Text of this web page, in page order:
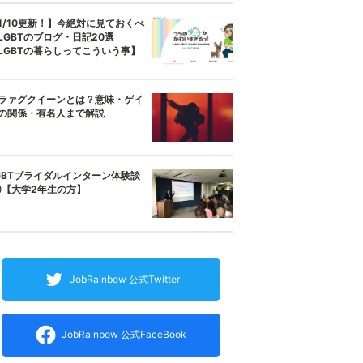
1/10更新！】今絶対に見ておくべ
のブログ・日記20選
LGBTの暮らしってこういう事】
ァグクイーンとは？意味・ゲイ
関係・有名人まで解説
ブライダルインターン体験談
大学2年生の方】
JobRainbow 公式Twitter
JobRainbow 公式FaceBook